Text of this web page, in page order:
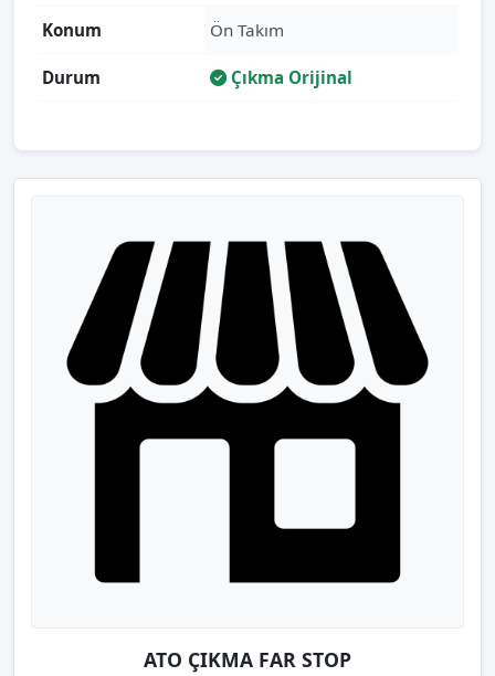
Konum Ön Takım
Durum Çıkma Orijinal
ATO ÇIKMA FAR STOP